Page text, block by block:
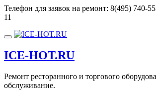
Перейти
к
Телефон для заявок на ремонт: 8(495) 740-
11
Показать/
навигацию
ICE-HOT.RU
Ремонт ресторанного и торгового
обслуживание.